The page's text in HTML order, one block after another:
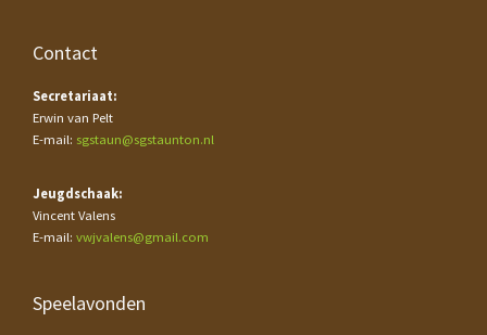
Contact
Secretariaat:
Erwin van Pelt
E-mail: sgstaun@sgstaunton.nl
Jeugdschaak:
Vincent Valens
E-mail: vwjvalens@gmail.com
Speelavonden